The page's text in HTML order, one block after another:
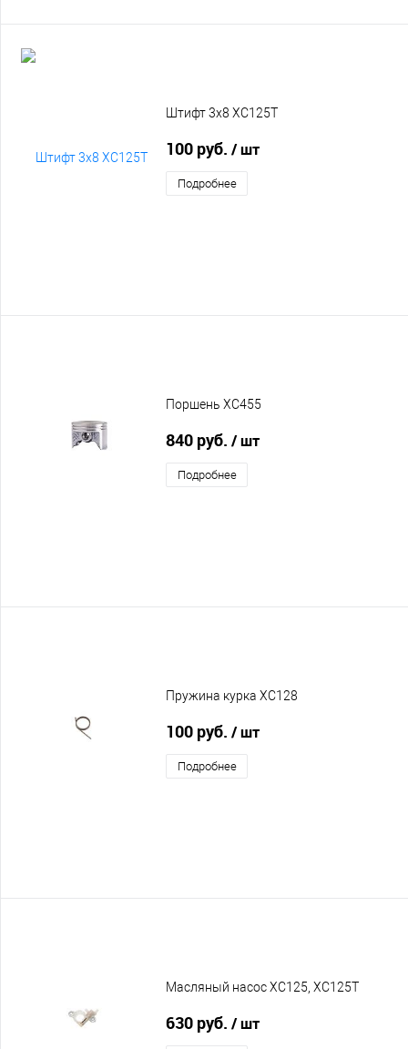
Штифт 3х8 XC125T
100 руб. / шт
Подробнее
Поршень XC455
840 руб. / шт
Подробнее
Пружина курка XC128
100 руб. / шт
Подробнее
Масляный насос XC125, XC125T
630 руб. / шт